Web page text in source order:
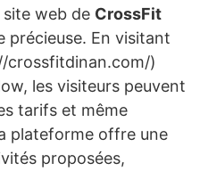
web de CrossFit
précieuse. En visitant
crossfitdinan.com/)
les visiteurs peuvent
tarifs et même
plateforme offre une
proposées,